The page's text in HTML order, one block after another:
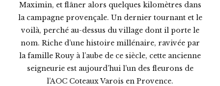
Maximin, et flâner alors quelques kilomètres dans
la campagne provençale. Un dernier tournant et le
voilà, perché au-dessus du village dont il porte le
nom. Riche d’une histoire millénaire, ravivée par
la famille Rouy à l’aube de ce siècle, cette ancienne
seigneurie est aujourd’hui l’un des fleurons de
l’AOC Coteaux Varois en Provence.